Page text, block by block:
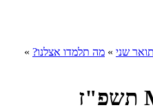
שני » מה תלמדו אצלנו? »